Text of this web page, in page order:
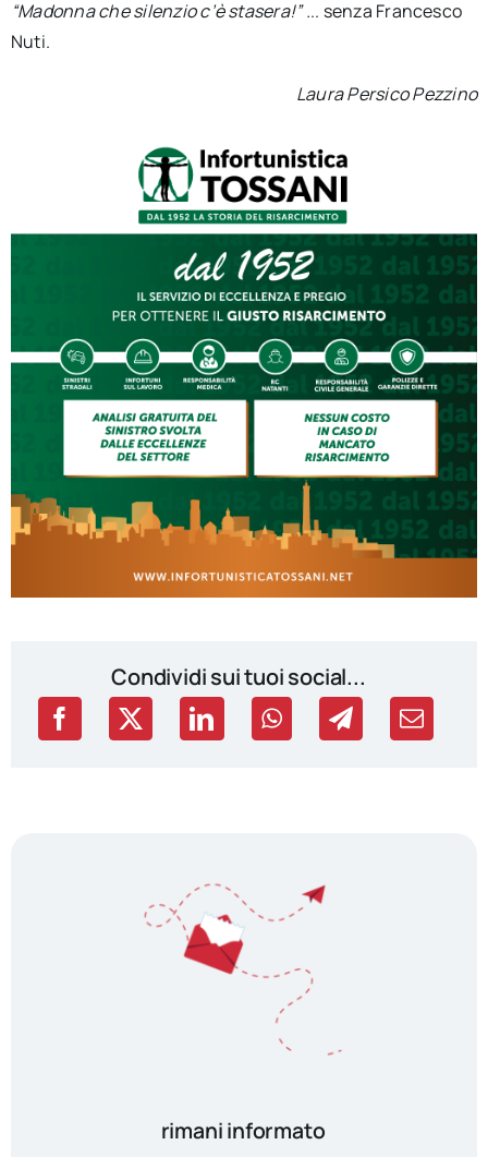
“Madonna che silenzio c’è stasera!” ... senza Francesco
Nuti.
Laura Persico Pezzino
Condividi sui tuoi social...
rimani informato